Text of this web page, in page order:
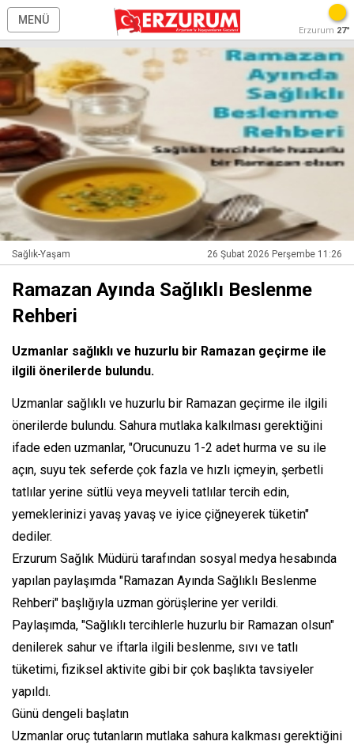
MENÜ
Erzurum 27°
Sağlık-Yaşam 26 Şubat 2026 Perşembe 11:26
Ramazan Ayında Sağlıklı Beslenme
Rehberi
Uzmanlar sağlıklı ve huzurlu bir Ramazan geçirme ile
ilgili önerilerde bulundu.
Uzmanlar sağlıklı ve huzurlu bir Ramazan geçirme ile ilgili
önerilerde bulundu. Sahura mutlaka kalkılması gerektiğini
ifade eden uzmanlar, "Orucunuzu 1-2 adet hurma ve su ile
açın, suyu tek seferde çok fazla ve hızlı içmeyin, şerbetli
tatlılar yerine sütlü veya meyveli tatlılar tercih edin,
yemeklerinizi yavaş yavaş ve iyice çiğneyerek tüketin"
dediler.
Erzurum Sağlık Müdürü tarafından sosyal medya hesabında
yapılan paylaşımda "Ramazan Ayında Sağlıklı Beslenme
Rehberi" başlığıyla uzman görüşlerine yer verildi.
Paylaşımda, "Sağlıklı tercihlerle huzurlu bir Ramazan olsun"
denilerek sahur ve iftarla ilgili beslenme, sıvı ve tatlı
tüketimi, fiziksel aktivite gibi bir çok başlıkta tavsiyeler
yapıldı.
Günü dengeli başlatın
Uzmanlar oruç tutanların mutlaka sahura kalkması gerektiğini